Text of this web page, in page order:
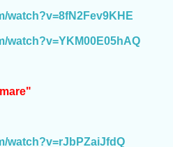
watch?v=8fN2Fev9KHE
watch?v=YKM00E05hAQ
watch?v=rJbPZaiJfdQ